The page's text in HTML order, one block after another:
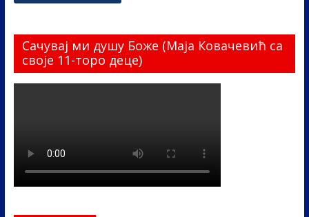
Сачувај ми душу Боже (Маја Ковачевић са
своје 11-торо деце)